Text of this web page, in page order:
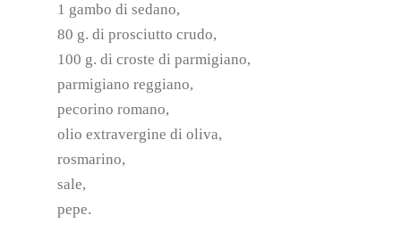
1 gambo di sedano,
80 g. di prosciutto crudo,
100 g. di croste di parmigiano,
parmigiano reggiano,
pecorino romano,
olio extravergine di oliva,
rosmarino,
sale,
pepe.